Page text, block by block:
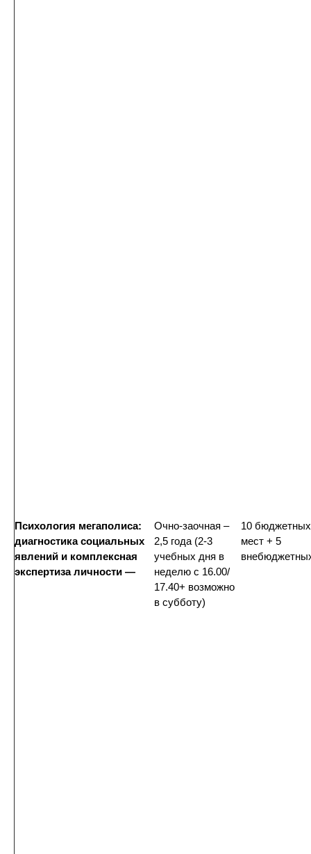
Психология мегаполиса:
диагностика социальных
явлений и комплексная
экспертиза личности —
Очно-заочная –
2,5 года (2-3
учебных дня в
неделю с 16.00/
17.40+ возможно
в субботу)
10 бюджетных
мест + 5